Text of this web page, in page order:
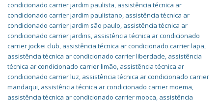
condicionado carrier jardim paulista, assistência técnica ar
condicionado carrier jardim paulistano, assistência técnica ar
condicionado carrier jardim são paulo, assistência técnica ar
condicionado carrier jardins, assistência técnica ar condicionado
carrier jockei club, assistência técnica ar condicionado carrier lapa,
assistência técnica ar condicionado carrier liberdade, assistência
técnica ar condicionado carrier limão, assistência técnica ar
condicionado carrier luz, assistência técnica ar condicionado carrier
mandaqui, assistência técnica ar condicionado carrier moema,
assistência técnica ar condicionado carrier mooca, assistência